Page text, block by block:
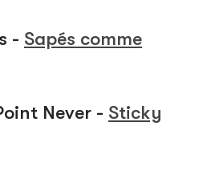
- Sapés comme
Never - Sticky